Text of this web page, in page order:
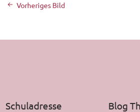
Vorheriges Bild
Schuladresse Blog